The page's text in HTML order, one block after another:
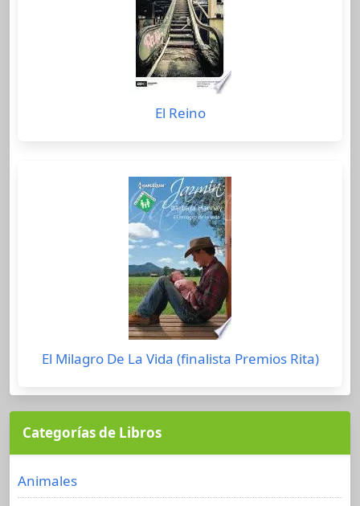
El Reino
El Milagro De La Vida (finalista Premios Rita)
Categorías de Libros
Animales